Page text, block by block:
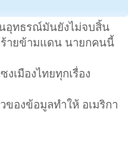
อุทธรณ์มันยังไม่จบสิ้น
ร้ายข้ามแดน นายกคนนี้
เมืองไทยทุกเรื่อง
องข้อมูลทําให้ อเมริกา